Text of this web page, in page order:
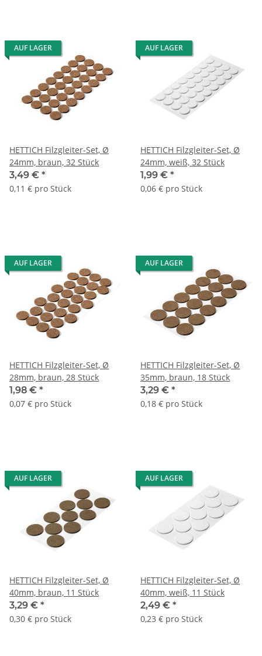
AUF LAGER
HETTICH Filzgleiter-Set, Ø
24mm, braun, 32 Stück
3,49 € *
0,11 € pro Stück
AUF LAGER
HETTICH Filzgleiter-Set, Ø
24mm, weiß, 32 Stück
1,99 € *
0,06 € pro Stück
AUF LAGER
HETTICH Filzgleiter-Set, Ø
28mm, braun, 28 Stück
1,98 € *
0,07 € pro Stück
AUF LAGER
HETTICH Filzgleiter-Set, Ø
35mm, braun, 18 Stück
3,29 € *
0,18 € pro Stück
AUF LAGER
HETTICH Filzgleiter-Set, Ø
40mm, braun, 11 Stück
3,29 € *
0,30 € pro Stück
AUF LAGER
HETTICH Filzgleiter-Set, Ø
40mm, weiß, 11 Stück
2,49 € *
0,23 € pro Stück